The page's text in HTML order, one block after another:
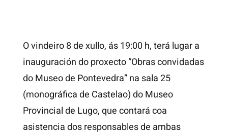
O vindeiro 8 de xullo, ás 19:00 h, terá lugar a
inauguración do proxecto “Obras convidadas
do Museo de Pontevedra” na sala 25
(monográfica de Castelao) do Museo
Provincial de Lugo, que contará coa
asistencia dos responsables de ambas